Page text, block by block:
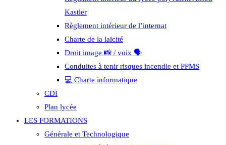
Kastler
Règlement intérieur de l’internat
Charte de la laïcité
Droit image 📸 / voix 🗣️
Conduites à tenir risques incendie et PPMS
💻 Charte informatique
CDI
Plan lycée
LES FORMATIONS
Générale et Technologique